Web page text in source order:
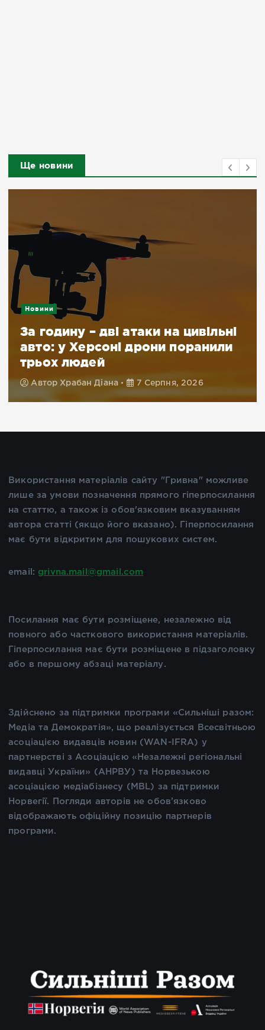
Ще новини
Новини
За годину – дві атаки на цивільні
авто: у Херсоні дрони поранили
трьох людей
Автор Храбан Діана 7 Серпня, 2026
Використання матеріалів сайту "Гривна" можливе
лише за умови позначення прямого гіперпосилання
на статтю, а також із обов'язковим вказуванням
автора статті (якщо його вказано). Гіперпосилання
має бути відкритим для пошукових систем.
email: grivna.mail@gmail.com
Посилання має бути розміщене, незалежно від
повного або часткового використання матеріалів.
Гіперпосилання має бути розміщене в підзаголовку
або в першому абзаці матеріалу.
Здійснено за підтримки програми «Сильніші разом:
Медіа та Демократія», що реалізується Всесвітньою
асоціацією видавців новин (WAN-IFRA) у
партнерстві з Асоціацією «Незалежні регіональні
видавці України» (АНРВУ) та Норвезькою
асоціацією медіабізнесу (MBL) за підтримки
Норвегії. Погляди авторів не обов’язково
відображають офіційну позицію партнерів
програми.